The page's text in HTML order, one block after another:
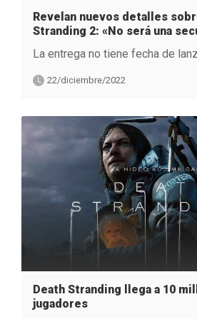
Revelan nuevos detalles
Stranding 2: «No será una
La entrega no tiene fecha de
22/diciembre/2022
Death Stranding llega a 10
jugadores